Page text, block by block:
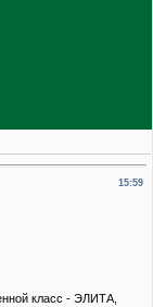
15:59
класс - ЭЛИТА,